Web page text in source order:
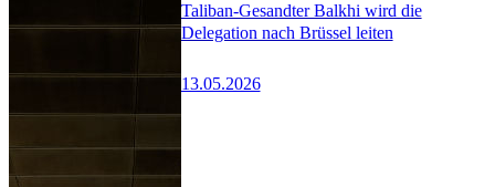
Taliban-Gesandter Balkhi wird die
Delegation nach Brüssel leiten
13.05.2026